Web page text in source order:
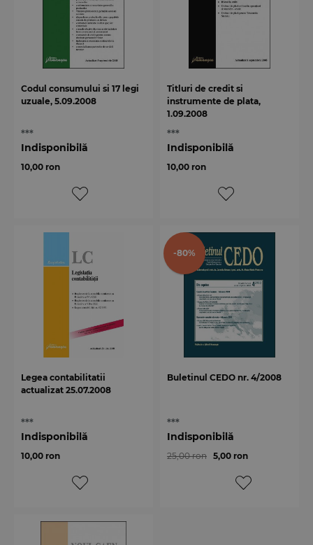
Codul consumului si 17 legi
uzuale, 5.09.2008
***
Indisponibilă
10,00 ron
Titluri de credit si
instrumente de plata,
1.09.2008
***
Indisponibilă
10,00 ron
Legea contabilitatii
actualizat 25.07.2008
***
Indisponibilă
10,00 ron
-80%
Buletinul CEDO nr. 4/2008
***
Indisponibilă
25,00 ron 5,00 ron